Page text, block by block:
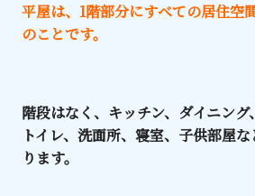
平屋は、1階部分にすべての居住空
のことです。
階段はなく、キッチン、ダイニング
トイレ、洗面所、寝室、子供部屋
ります。